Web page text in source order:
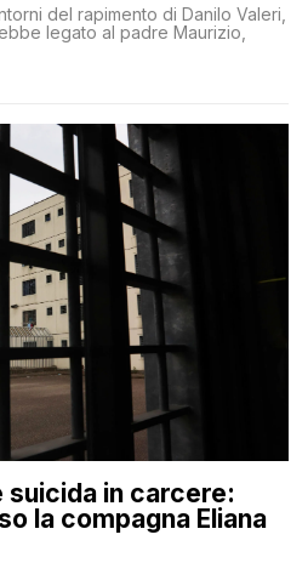
del rapimento di Danilo Valeri,
legato al padre Maurizio,
suicida in carcere:
la compagna Eliana